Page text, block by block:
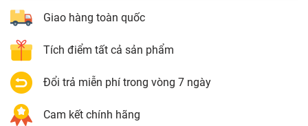
Giao hàng toàn quốc
Tích điểm tất cả sản phẩm
Đổi trả miễn phí trong vòng 7 ngày
Cam kết chính hãng